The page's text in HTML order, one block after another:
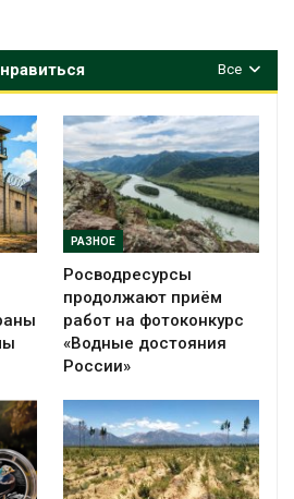
Все
РАЗНОЕ
Росводресурсы
продолжают приём
работ на фотоконкурс
«Водные достояния
России»